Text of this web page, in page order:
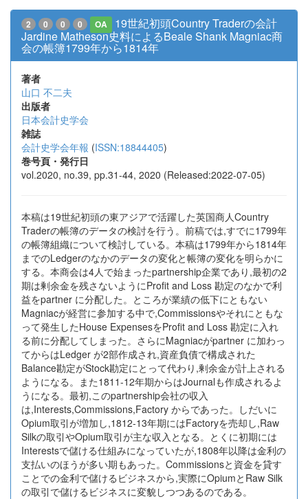
2 0 0 0 OA
19世紀初頭Country Traderの会計
Jardine Matheson史料によるBeale Shank Magniac商
会の帳簿1799年から1814年
著者
山口 不二夫
出版者
日本会計史学会
雑誌
会計史学会年報 (ISSN:18844405)
巻号頁・発行日
vol.2020, no.39, pp.31-44, 2020 (Released:2022-07-05)
本稿は19世紀初頭の東アジアで活躍した英国商人Country
Traderの帳簿のデータの検討を行う。前稿では,すでに1799年
の帳簿組織について検討している。本稿は1799年から1814年
までのLedgerのなかのデータの変化と帳簿の変化を明らかに
する。本商会は4人で始まったpartnership企業であり,最初の2
期は剰余金を残さないようにProfit and Loss 勘定のなかで利
益をpartner に分配した。ところが業績の低下にともない
Magniacが経営に参加する中で,Commissionsやそれにともな
って発生したHouse ExpensesをProfit and Loss 勘定に入れ
る前に分配してしまった。さらにMagniacがpartner に加わっ
てからはLedger が2部作成され,資産負債で構成された
Balance勘定がStock勘定にとって代わり,剰余金が計上される
ようになる。また1811-12年期からはJournalも作成されるよ
うになる。最初,このpartnership会社の収入
は,Interests,Commissions,Factory からであった。しだいに
Opium取引が増加し,1812-13年期にはFactoryを売却し,Raw
Silkの取引やOpium取引が主な収入となる。とくに初期には
Interestsで儲ける仕組みになっていたが,1808年以降は金利の
支払いのほうが多い期もあった。Commissionsと資金を貸す
ことでの金利で儲けるビジネスから,実際にOpiumとRaw Silk
の取引で儲けるビジネスに変貌しつつあるのである。